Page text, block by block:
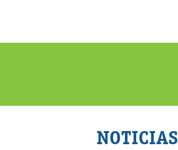
NOTICIAS